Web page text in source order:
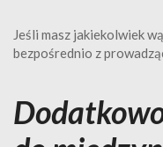
Jeśli masz jakiekolwiek
bezpośrednio z